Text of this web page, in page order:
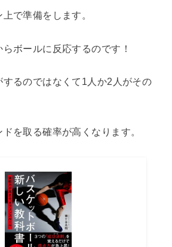
で準備をします。
ボールに反応するのです！
するのではなくて1人か2人がその
を取る確率が高くなります。